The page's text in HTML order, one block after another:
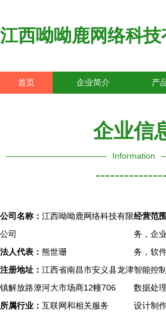
江西呦呦鹿网络科技
首页 企业简介 产
企业信
Information
公司名称： 江西呦呦鹿网络科技有限
公司
法人代表： 熊世珊
注册地址： 江西省南昌市安义县龙津
镇解放路潦河大市场商12幢706
所属行业： 互联网和相关服务
经营范
务，企
务，软
智能控
数据处
设计制